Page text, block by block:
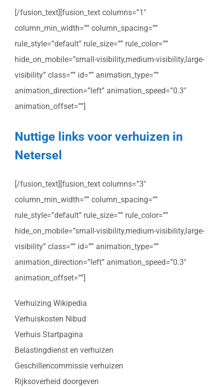
[/fusion_text][fusion_text columns=”1″
column_min_width=”” column_spacing=””
rule_style=”default” rule_size=”” rule_color=””
hide_on_mobile=”small-visibility,medium-visibility,large-
visibility” class=”” id=”” animation_type=””
animation_direction=”left” animation_speed=”0.3″
animation_offset=””]
Nuttige links voor verhuizen in
Netersel
[/fusion_text][fusion_text columns=”3″
column_min_width=”” column_spacing=””
rule_style=”default” rule_size=”” rule_color=””
hide_on_mobile=”small-visibility,medium-visibility,large-
visibility” class=”” id=”” animation_type=””
animation_direction=”left” animation_speed=”0.3″
animation_offset=””]
Verhuizing Wikipedia
Verhuiskosten Nibud
Verhuis Startpagina
Belastingdienst en verhuizen
Geschillencommissie verhuizen
Rijksoverheid doorgeven